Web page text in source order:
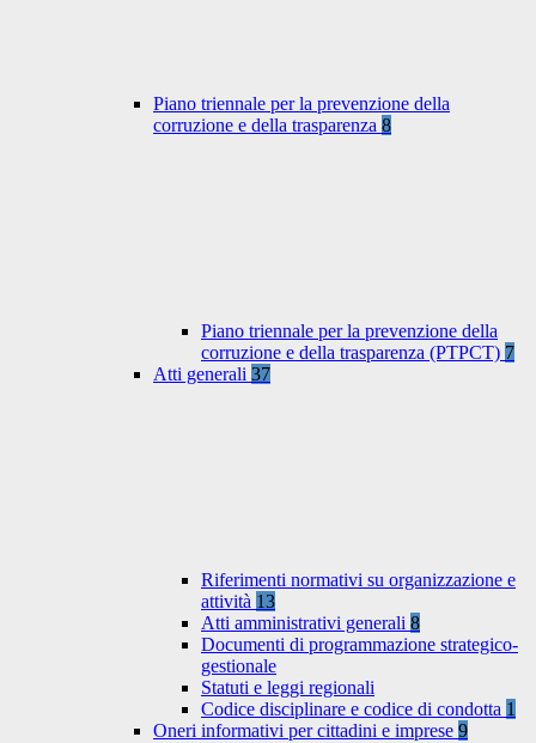
Piano triennale per la prevenzione della
corruzione e della trasparenza 8
Piano triennale per la prevenzione della
corruzione e della trasparenza (PTPCT) 7
Atti generali 37
Riferimenti normativi su organizzazione e
attività 13
Atti amministrativi generali 8
Documenti di programmazione strategico-
gestionale
Statuti e leggi regionali
Codice disciplinare e codice di condotta 1
Oneri informativi per cittadini e imprese 9